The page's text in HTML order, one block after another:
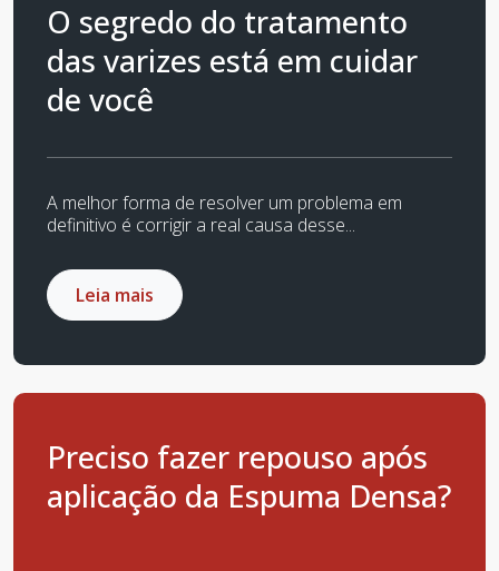
O segredo do tratamento
das varizes está em cuidar
de você
A melhor forma de resolver um problema em
definitivo é corrigir a real causa desse...
Leia mais
Preciso fazer repouso após
aplicação da Espuma Densa?